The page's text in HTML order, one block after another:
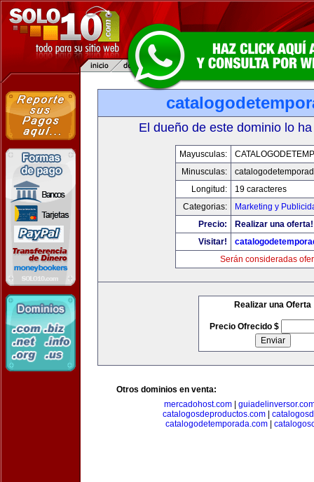
El dueño de este dominio lo
Mayusculas:
Minusculas:
Longitud:
19 caracteres
Categorias:
Marketing y
Precio:
Realizar una oferta!
Visitar!
Serán consideradas
Realizar una Oferta
Precio Ofrecido $
Otros dominios en venta:
mercadohost.com|
catalogosdeproductos.com
catalogodetemporada.com